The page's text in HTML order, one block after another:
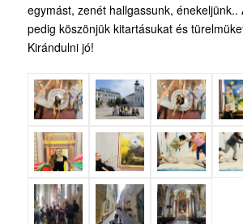
egymást, zenét hallgassunk, énekeljünk..
pedig köszönjük kitartásukat és
Kirándulni jó!